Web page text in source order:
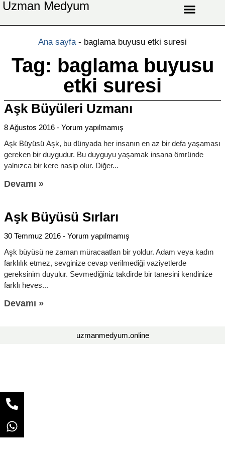
Uzman Medyum
Ana sayfa- baglama buyusu etki suresi
Tag: baglama buyusu
etki suresi
Aşk Büyüleri Uzmanı
8 Ağustos 2016
Yorum yapılmamış
Aşk Büyüsü Aşk, bu dünyada her insanın en az bir defa yaşaması
gereken bir duygudur. Bu duyguyu yaşamak insana ömründe
yalnızca bir kere nasip olur. Diğer
Devamı »
Aşk Büyüsü Sırları
30 Temmuz 2016
Yorum yapılmamış
Aşk büyüsü ne zaman müracaatlan bir yoldur. Adam veya kadın
farklılık etmez, sevginize cevap verilmediği vaziyetlerde
gereksinim duyulur. Sevmediğiniz takdirde bir tanesini kendinize
farklı heves
Devamı »
uzmanmedyum.online